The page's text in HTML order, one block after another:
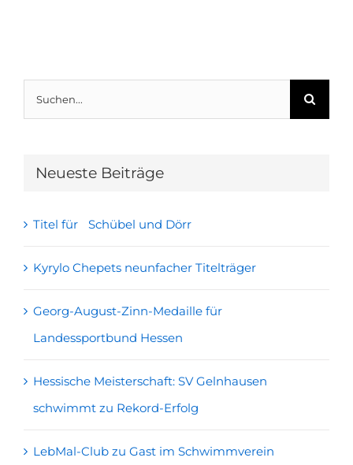
nach:
Neueste Beiträge
Titel für Schübel und Dörr
Kyrylo Chepets neunfacher Titelträger
Georg-August-Zinn-Medaille für
Landessportbund Hessen
Hessische Meisterschaft: SV Gelnhausen
schwimmt zu Rekord-Erfolg
LebMal-Club zu Gast im Schwimmverein